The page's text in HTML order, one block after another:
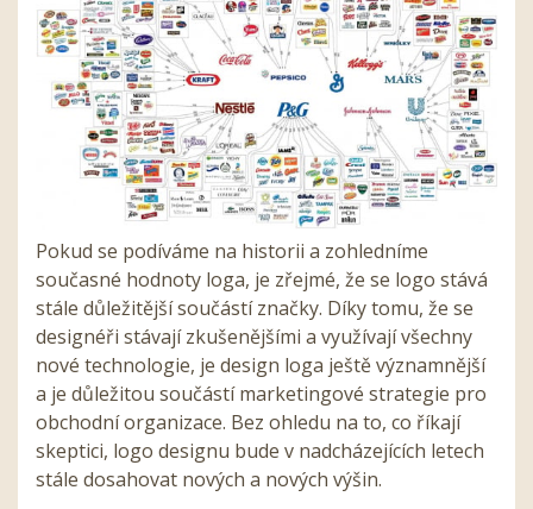
Pokud se podíváme na historii a zohledníme
současné hodnoty loga, je zřejmé, že se logo stává
stále důležitější součástí značky. Díky tomu, že se
designéři stávají zkušenějšími a využívají všechny
nové technologie, je design loga ještě významnější
a je důležitou součástí marketingové strategie pro
obchodní organizace. Bez ohledu na to, co říkají
skeptici, logo designu bude v nadcházejících letech
stále dosahovat nových a nových výšin.